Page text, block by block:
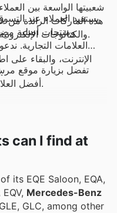
شعبيتها الواسعة بين
هذه الماركات الرائدة من
والكتالوجات الإلكترونية التي تعرض عروضًا خاصة وحصرية.
يستفيد العملاء عند
ومنتجات أصلية
العلامات التجارية.
الإنترنت، والبقاء
المنتجات وخصومات محدودة الوقت.
تفضل بزيارة موقع
أفضل العلامات التجارية والبدء في التوفير الآن.
can I find at
its EQE Saloon, EQA,
Mercedes-Benz
GLE, GLC, among other